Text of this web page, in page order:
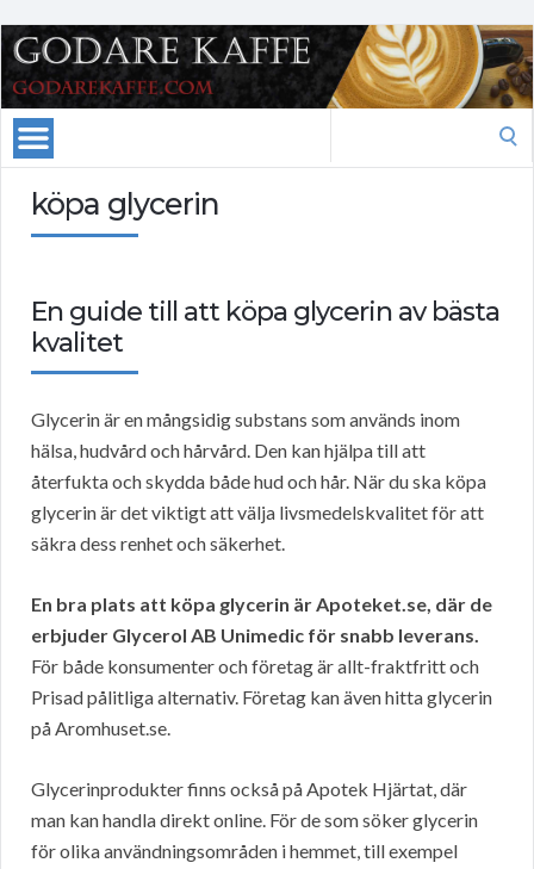
köpa glycerin
En guide till att köpa glycerin av bästa
kvalitet
Glycerin är en mångsidig substans som används inom
hälsa, hudvård och hårvård. Den kan hjälpa till att
återfukta och skydda både hud och hår. När du ska köpa
glycerin är det viktigt att välja livsmedelskvalitet för att
säkra dess renhet och säkerhet.
En bra plats att köpa glycerin är Apoteket.se, där de
erbjuder Glycerol AB Unimedic för snabb leverans.
För både konsumenter och företag är allt-fraktfritt och
Prisad pålitliga alternativ. Företag kan även hitta glycerin
på Aromhuset.se.
Glycerinprodukter finns också på Apotek Hjärtat, där
man kan handla direkt online. För de som söker glycerin
för olika användningsområden i hemmet, till exempel